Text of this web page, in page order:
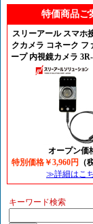
特価商品ご
スリーアール スマホ
クカメラ コネーク フ
ープ 内視鏡カメラ
オープン価
特別価格￥3,960円
（
≫詳細はこ
キーワード検索